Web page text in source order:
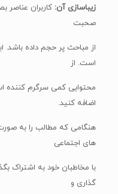
زیباسازی آن: کاربران
صحبت
از مباحث پر حجم داده باشد.
است. از
محتوایی کمی سرگرم کننده
اضافه کنید.
هنگامی که مطالب را به
های اجتماعی
با مخاطبان خود به اشتراک
گذاری و